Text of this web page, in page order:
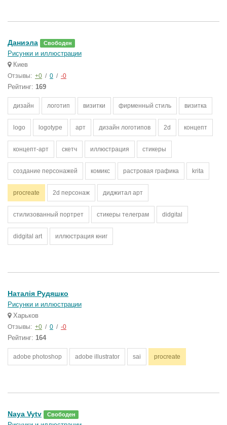
Даниэла Свободен
Рисунки и иллюстрации
Киев
Отзывы: +0 / 0 / -0
Рейтинг: 169
дизайн логотип визитки фирменный стиль визитка
logo logotype арт дизайн логотипов 2d концепт
концепт-арт скетч иллюстрация стикеры
создание персонажей комикс растровая графика krita
procreate 2d персонаж диджитал арт
стилизованный портрет стикеры телеграм didgital
didgital art иллюстрация книг
Наталія Рудяшко
Рисунки и иллюстрации
Харьков
Отзывы: +0 / 0 / -0
Рейтинг: 164
adobe photoshop adobe illustrator sai procreate
Naya Vytv Свободен